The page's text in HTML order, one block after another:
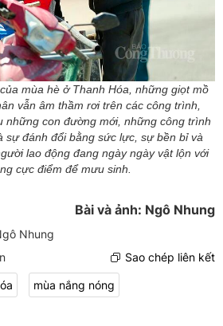
mùa hè ở Thanh Hóa, những giọt mồ
vẫn âm thầm rơi trên các công trình,
những con đường mới, những công trình
sự đánh đổi bằng sức lực, sự bền bỉ và
lao động đang ngày ngày vật lộn với
cực điểm để mưu sinh.
Bài và ảnh: Ngô Nhung
Nhung
Sao chép liên kết
mùa nắng nóng